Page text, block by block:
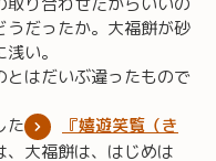
うだったか。大福餅が砂
い。
はだいぶ違ったもので
た
『嬉遊笑覧（き
、大福餅は、はじめは